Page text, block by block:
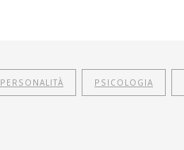
PERSONALITÀ PSICOLOGIA